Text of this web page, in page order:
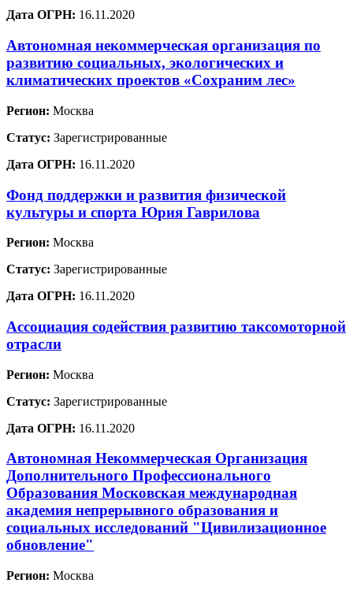
Дата ОГРН: 16.11.2020
Автономная некоммерческая организация по
развитию социальных, экологических и
климатических проектов «Сохраним лес»
Регион: Москва
Статус: Зарегистрированные
Дата ОГРН: 16.11.2020
Фонд поддержки и развития физической
культуры и спорта Юрия Гаврилова
Регион: Москва
Статус: Зарегистрированные
Дата ОГРН: 16.11.2020
Ассоциация содействия развитию таксомоторной
отрасли
Регион: Москва
Статус: Зарегистрированные
Дата ОГРН: 16.11.2020
Автономная Некоммерческая Организация
Дополнительного Профессионального
Образования Московская международная
академия непрерывного образования и
социальных исследований "Цивилизационное
обновление"
Регион: Москва